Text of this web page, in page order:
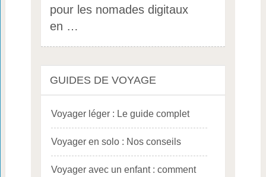
pour les nomades digitaux
en …
GUIDES DE VOYAGE
Voyager léger : Le guide complet
Voyager en solo : Nos conseils
Voyager avec un enfant : comment